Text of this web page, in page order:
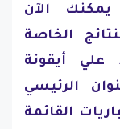
الآن
الخاصة
أيقونة
الرئيسي
القائمة